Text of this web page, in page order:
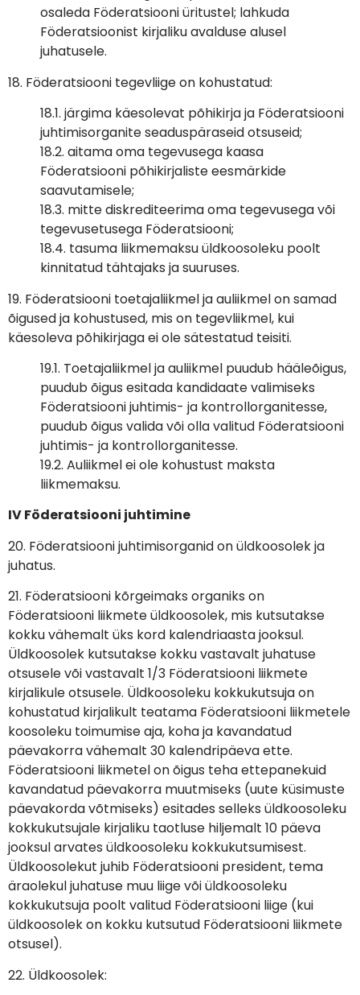
osaleda Föderatsiooni üritustel; lahkuda
Föderatsioonist kirjaliku avalduse alusel
juhatusele.
18. Föderatsiooni tegevliige on kohustatud:
18.1. järgima käesolevat põhikirja ja Föderatsiooni
juhtimisorganite seaduspäraseid otsuseid;
18.2. aitama oma tegevusega kaasa
Föderatsiooni põhikirjaliste eesmärkide
saavutamisele;
18.3. mitte diskrediteerima oma tegevusega või
tegevusetusega Föderatsiooni;
18.4. tasuma liikmemaksu üldkoosoleku poolt
kinnitatud tähtajaks ja suuruses.
19. Föderatsiooni toetajaliikmel ja auliikmel on samad
õigused ja kohustused, mis on tegevliikmel, kui
käesoleva põhikirjaga ei ole sätestatud teisiti.
19.1. Toetajaliikmel ja auliikmel puudub hääleõigus,
puudub õigus esitada kandidaate valimiseks
Föderatsiooni juhtimis- ja kontrollorganitesse,
puudub õigus valida või olla valitud Föderatsiooni
juhtimis- ja kontrollorganitesse.
19.2. Auliikmel ei ole kohustust maksta
liikmemaksu.
IV Föderatsiooni juhtimine
20. Föderatsiooni juhtimisorganid on üldkoosolek ja
juhatus.
21. Föderatsiooni kõrgeimaks organiks on
Föderatsiooni liikmete üldkoosolek, mis kutsutakse
kokku vähemalt üks kord kalendriaasta jooksul.
Üldkoosolek kutsutakse kokku vastavalt juhatuse
otsusele või vastavalt 1/3 Föderatsiooni liikmete
kirjalikule otsusele. Üldkoosoleku kokkukutsuja on
kohustatud kirjalikult teatama Föderatsiooni liikmetele
koosoleku toimumise aja, koha ja kavandatud
päevakorra vähemalt 30 kalendripäeva ette.
Föderatsiooni liikmetel on õigus teha ettepanekuid
kavandatud päevakorra muutmiseks (uute küsimuste
päevakorda võtmiseks) esitades selleks üldkoosoleku
kokkukutsujale kirjaliku taotluse hiljemalt 10 päeva
jooksul arvates üldkoosoleku kokkukutsumisest.
Üldkoosolekut juhib Föderatsiooni president, tema
äraolekul juhatuse muu liige või üldkoosoleku
kokkukutsuja poolt valitud Föderatsiooni liige (kui
üldkoosolek on kokku kutsutud Föderatsiooni liikmete
otsusel).
22. Üldkoosolek: